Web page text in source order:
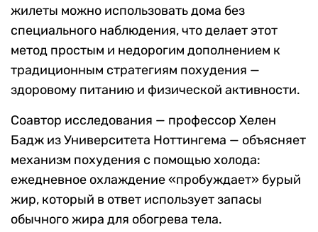
жилеты можно использовать дома без
специального наблюдения, что делает этот
метод простым и недорогим дополнением к
традиционным стратегиям похудения —
здоровому питанию и физической активности.
Соавтор исследования — профессор Хелен
Бадж из Университета Ноттингема — объясняет
механизм похудения с помощью холода:
ежедневное охлаждение «пробуждает» бурый
жир, который в ответ использует запасы
обычного жира для обогрева тела.